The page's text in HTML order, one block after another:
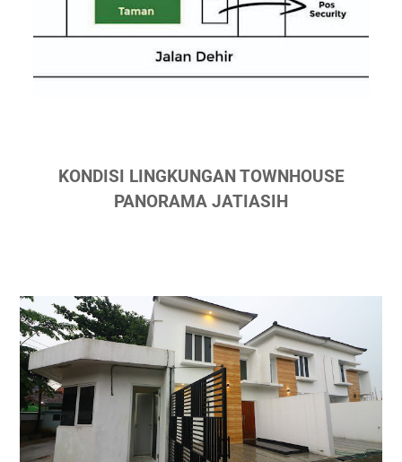
KONDISI LINGKUNGAN TOWNHOUSE
PANORAMA JATIASIH